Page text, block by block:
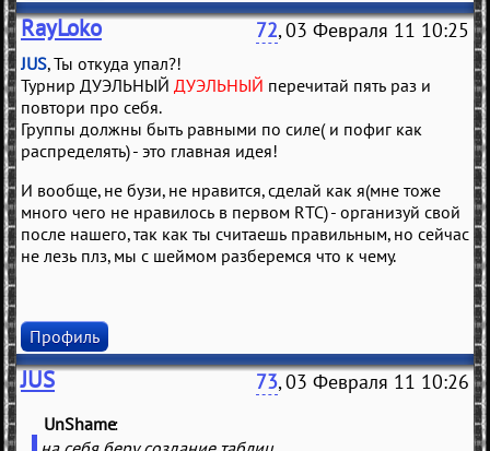
RayLoko 72, 03 Февраля 11 10:25
JUS, Ты откуда упал?!
Турнир ДУЭЛЬНЫЙ ДУЭЛЬНЫЙ перечитай пять раз и
повтори про себя.
Группы должны быть равными по силе( и пофиг как
распределять) - это главная идея!
И вообще, не бузи, не нравится, сделай как я(мне тоже
много чего не нравилось в первом RTC) - организуй свой
после нашего, так как ты считаешь правильным, но сейчас
не лезь плз, мы с шеймом разберемся что к чему.
Профиль
JUS 73, 03 Февраля 11 10:26
UnShame